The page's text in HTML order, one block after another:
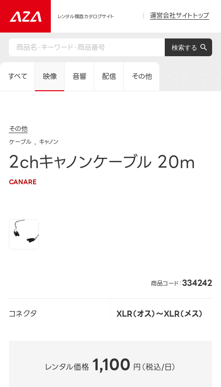
レンタル機器カタログサイト 運営会社サイトトップ
すべて 映像 音響 配信 その他
その他
ケーブル キャノン
2chキャノンケーブル 20m
CANARE
商品コード：334242
コネクタ XLR（オス）～XLR（メス）
レンタル価格 1,100 円（税込/日）